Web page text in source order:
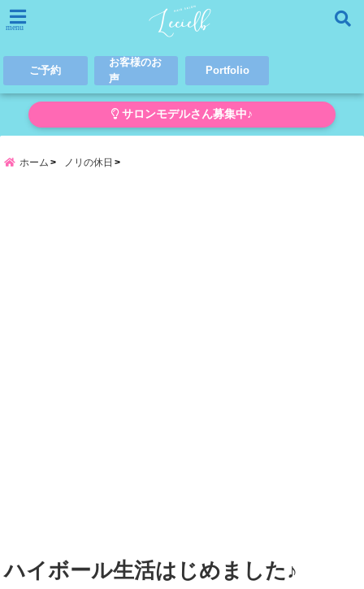
menu
ご予約
お客様のお
声
Portfolio
サロンモデルさん募集中♪
ホーム ノリの休日
ハイボール生活はじめました♪